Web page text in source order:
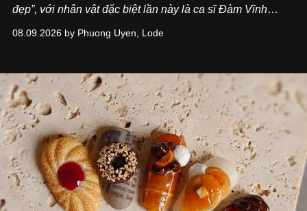
đẹp”, với nhân vật đặc biệt lần này là ca sĩ Đàm Vĩnh
Cà Phê Cà Pháo mang dấu ấn Indochine hoài niệm, thu
08.09.2026 by Phuong Uyen, Lode